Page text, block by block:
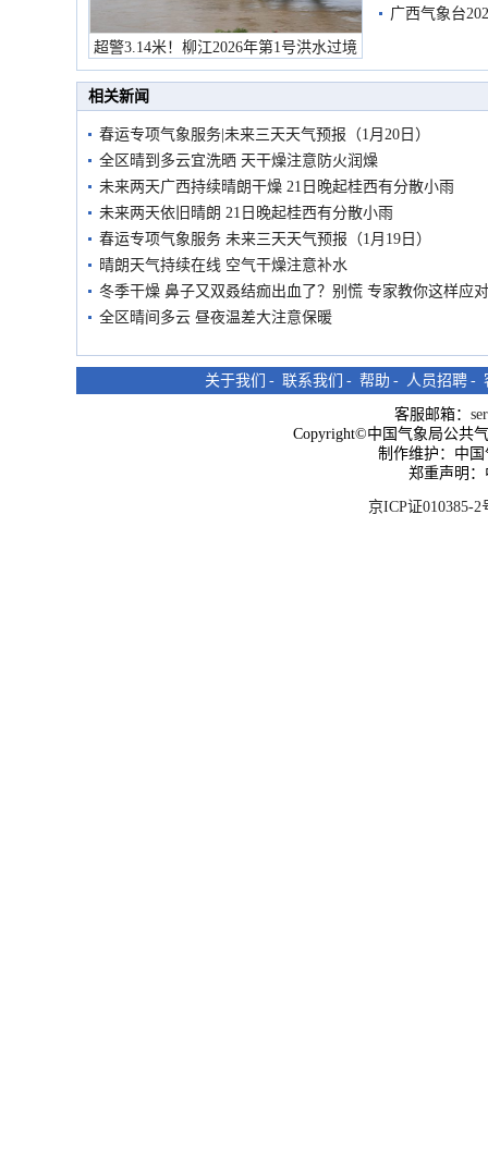
超警3.14米！柳江2026年第1号洪水过境
市民在堤岸见证汛况
广西气象台
相关新闻
春运专项气象服务|未来三天天气预报（1月20日）
全区晴到多云宜洗晒 天干燥注意防火润燥
未来两天广西持续晴朗干燥 21日晚起桂西有分散小雨
未来两天依旧晴朗 21日晚起桂西有分散小雨
春运专项气象服务 未来三天天气预报（1月19日）
晴朗天气持续在线 空气干燥注意补水
冬季干燥 鼻子又双叒结痂出血了？别慌 专家教你这样应对
全区晴间多云 昼夜温差大注意保暖
关于我们 - 联系我们 - 帮助 - 人员招聘 -
客服邮箱：
Copyright©中国气象局公共
制作维护：中
郑重声明
京ICP证010385-2